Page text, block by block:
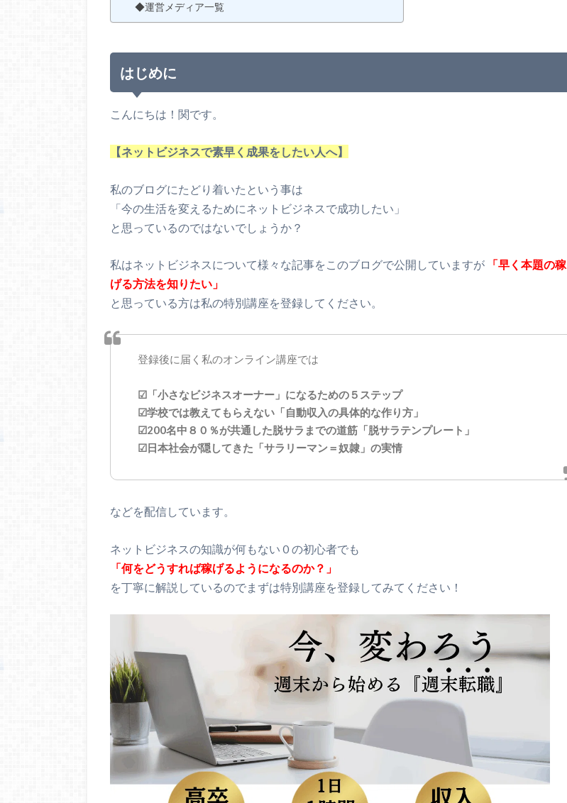
◆運営メディア一覧
はじめに
こんにちは！関です。
【ネットビジネスで素早く成果をしたい人へ】
私のブログにたどり着いたという事は
「今の生活を変えるためにネットビジネスで成功したい」
と思っているのではないでしょうか？
私はネットビジネスについて様々な記事をこのブログで公開していますが
「早く本題の稼
げる方法を知りたい」
と思っている方は私の特別講座を登録してください。
登録後に届く私のオンライン講座では
☑「小さなビジネスオーナー」になるための５ステップ
☑学校では教えてもらえない「自動収入の具体的な作り方」
☑200名中８０％が共通した脱サラまでの道筋「脱サラテンプレート」
☑日本社会が隠してきた「サラリーマン＝奴隷」の実情
などを配信しています。
ネットビジネスの知識が何もない０の初心者でも
「何をどうすれば稼げるようになるのか？」
を丁寧に解説しているのでまずは特別講座を登録してみてください！